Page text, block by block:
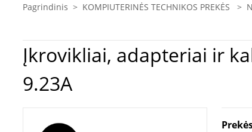
Pagrindinis > KOMPIUTERINĖS TECHNIKOS PREKĖS >
Įkrovikliai, adapteriai ir kabeliai | Nešiojamo kompiuterio įkroviklis
9.23A